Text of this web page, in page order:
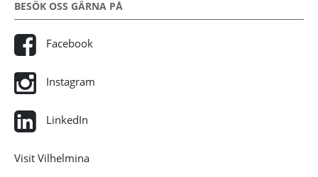
BESÖK OSS GÄRNA PÅ
Facebook
Instagram
LinkedIn
Visit Vilhelmina